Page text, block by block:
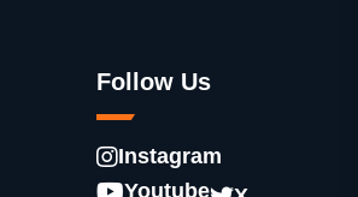
Follow Us
Instagram
Youtube